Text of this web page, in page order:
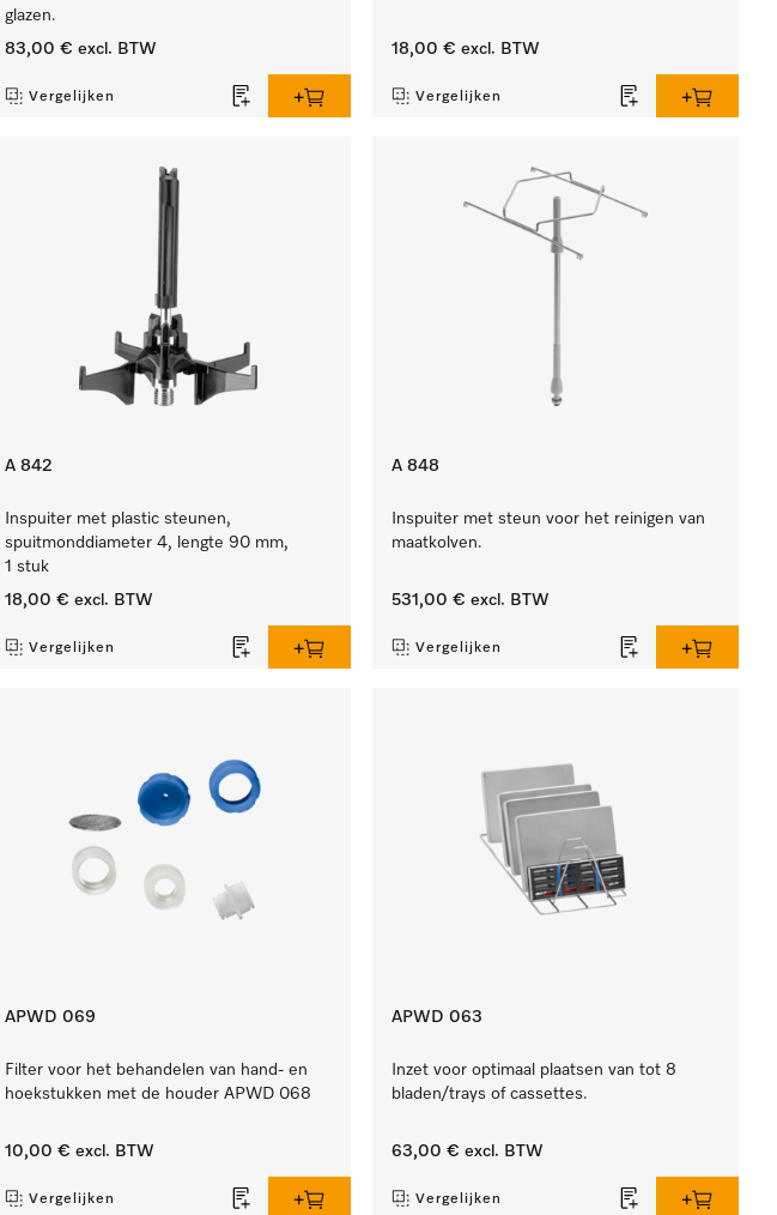
glazen.
83,00 € excl. BTW
Vergelijken
18,00 € excl. BTW
Vergelijken
A 842
Inspuiter met plastic steunen,
spuitmonddiameter 4, lengte 90 mm,
1 stuk
18,00 € excl. BTW
Vergelijken
A 848
Inspuiter met steun voor het reinigen van
maatkolven.
531,00 € excl. BTW
Vergelijken
APWD 069
Filter voor het behandelen van hand- en
hoekstukken met de houder APWD 068
10,00 € excl. BTW
Vergelijken
APWD 063
Inzet voor optimaal plaatsen van tot 8
bladen/trays of cassettes.
63,00 € excl. BTW
Vergelijken